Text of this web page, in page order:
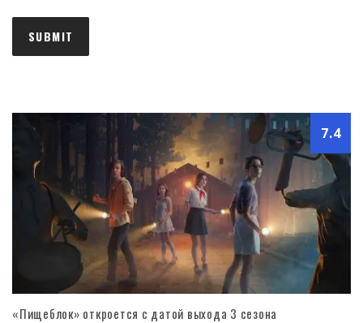
7.4
«Пищеблок» откроется с датой выхода 3 сезона